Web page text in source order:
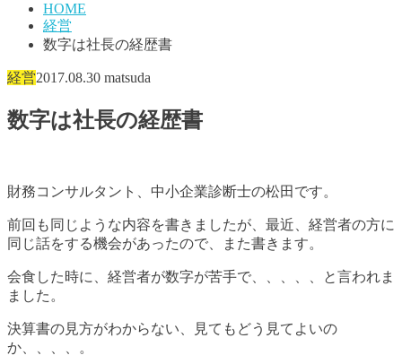
HOME
経営
数字は社長の経歴書
経営2017.08.30 matsuda
数字は社長の経歴書
財務コンサルタント、中小企業診断士の松田です。
前回も同じような内容を書きましたが、最近、経営者の方に
同じ話をする機会があったので、また書きます。
会食した時に、経営者が数字が苦手で、、、、、と言われま
ました。
決算書の見方がわからない、見てもどう見てよいの
か、、、、。